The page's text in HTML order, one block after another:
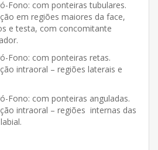
Fono: com ponteiras tubulares.
em regiões maiores da face,
e testa, com concomitante
Fono: com ponteiras retas.
intraoral – regiões laterais e
Fono: com ponteiras anguladas.
intraoral – regiões internas das